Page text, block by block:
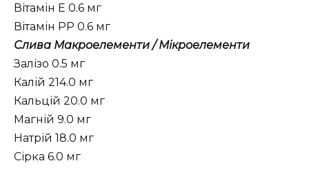
Вітамін Е 0.6 мг
Вітамін PP 0.6 мг
Слива Макроелементи / Мікроелементи
Залізо 0.5 мг
Калій 214.0 мг
Кальцій 20.0 мг
Магній 9.0 мг
Натрій 18.0 мг
Сірка 6.0 мг